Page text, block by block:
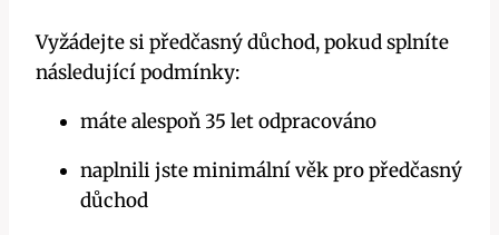
Vyžádejte si předčasný důchod, pokud splníte
následující podmínky:
máte alespoň 35 let odpracováno
naplnili jste minimální věk pro předčasný
důchod